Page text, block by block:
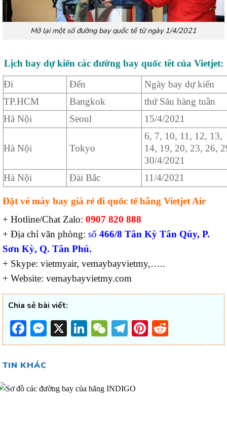
Mở lại một số đường bay quốc tế từ ngày 1/4/2021
Lịch bay dự kiến các đường bay quốc têt của Vietjet:
Đi
Đến
Ngày bay dự kiến
TP.HCM
Bangkok
thứ Sáu hàng tuần
Hà Nội
Seoul 15/4/2021
Hà Nội Tokyo
6, 7, 10, 11, 12, 13,
14, 19, 20, 23, 26,
30/4/2021
Hà Nội
Đài Bắc 11/4/2021
Đặt vé máy bay giá rẻ đi quốc tế hãng Vietjet Air
+ Hotline/Chat Zalo: 0907 820 888
+ Địa chỉ văn phòng: số 466/8 Tân Kỳ Tân Qúy, P.
Sơn Kỳ, Q. Tân Phú.
+ Skype: vietmyair, vemaybayvietmy,…..
+ Website: vemaybayvietmy.com
Chia sẻ bài viết:
Facebook
Messenger
X LinkedIn
WeChat
Telegram
Pinterest
TIN KHÁC